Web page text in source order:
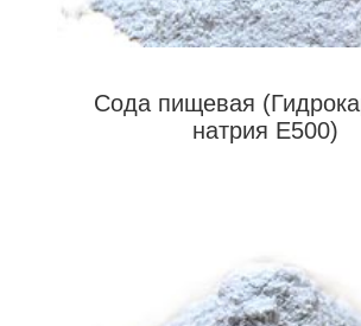
Сода пищевая
натрия Е500)